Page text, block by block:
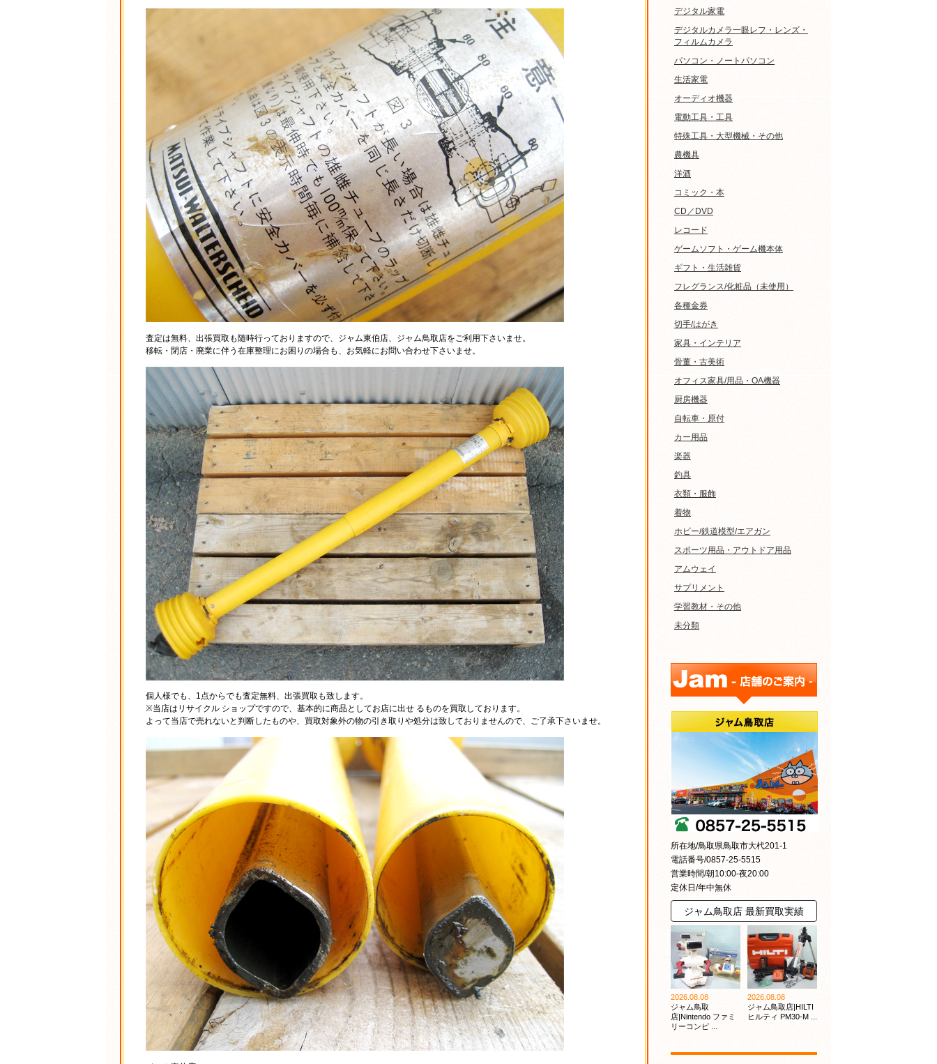
査定は無料、出張買取も随時行っておりますので、ジャム東伯店、ジャム鳥取店をご利用下さいませ。
移転・閉店・廃業に伴う在庫整理にお困りの場合も、お気軽にお問い合わせ下さいませ。
個人様でも、1点からでも査定無料、出張買取も致します。
※当店はリサイクル ショップですので、基本的に商品としてお店に出せ るものを買取しております。
よって当店で売れないと判断したものや、買取対象外の物の引き取りや処分は致しておりませんので、ご了承下さいませ。
デジタル家電
デジタルカメラ一眼レフ・レンズ・
フィルムカメラ
パソコン・ノートパソコン
生活家電
オーディオ機器
電動工具・工具
特殊工具・大型機械・その他
農機具
洋酒
コミック・本
CD／DVD
レコード
ゲームソフト・ゲーム機本体
ギフト・生活雑貨
フレグランス/化粧品（未使用）
各種金券
切手/はがき
家具・インテリア
骨董・古美術
オフィス家具/用品・OA機器
厨房機器
自転車・原付
カー用品
楽器
釣具
衣類・服飾
着物
ホビー/鉄道模型/エアガン
スポーツ用品・アウトドア用品
アムウェイ
サプリメント
学習教材・その他
未分類
所在地/鳥取県鳥取市大杙201-1
電話番号/0857-25-5515
営業時間/朝10:00-夜20:00
定休日/年中無休
ジャム鳥取店 最新買取実績
2026.08.08
ジャム鳥取
店|Nintendo ファミ
リーコンピ ...
2026.08.08
ジャム鳥取店|HILTI
ヒルティ PM30-M ...